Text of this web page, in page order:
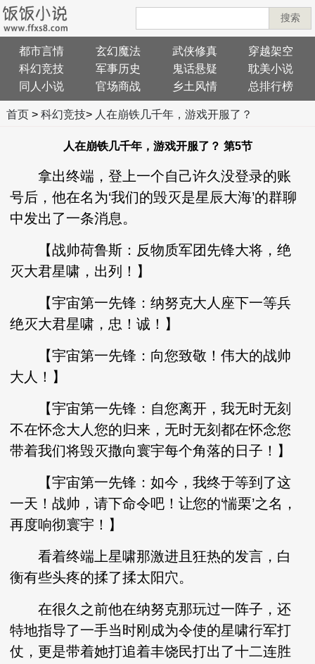
搜索
都市言情 玄幻魔法 武侠修真
穿越架空
科幻竞技
军事历史 鬼话悬疑
耽美小说
同人小说
官场商战 乡土风情 总排行榜
首页> 科幻竞技> 人在崩铁几千年，游戏开服了？
人在崩铁几千年，游戏开服了？ 第5节
拿出终端，登上一个自己许久没登录的账
号后，他在名为‘我们的毁灭是星辰大海’的群聊
中发出了一条消息。
【战帅荷鲁斯：反物质军团先锋大将，绝
灭大君星啸，出列！】
【宇宙第一先锋：纳努克大人座下一等兵
绝灭大君星啸，忠！诚！】
【宇宙第一先锋：向您致敬！伟大的战帅
大人！】
【宇宙第一先锋：自您离开，我无时无刻
不在怀念大人您的归来，无时无刻都在怀念您
带着我们将毁灭撒向寰宇每个角落的日子！】
【宇宙第一先锋：如今，我终于等到了这
一天！战帅，请下命令吧！让您的‘惴栗’之名，
再度响彻寰宇！】
看着终端上星啸那激进且狂热的发言，白
衡有些头疼的揉了揉太阳穴。
在很久之前他在纳努克那玩过一阵子，还
特地指导了一手当时刚成为令使的星啸行军打
仗，更是带着她打追着丰饶民打出了十二连胜